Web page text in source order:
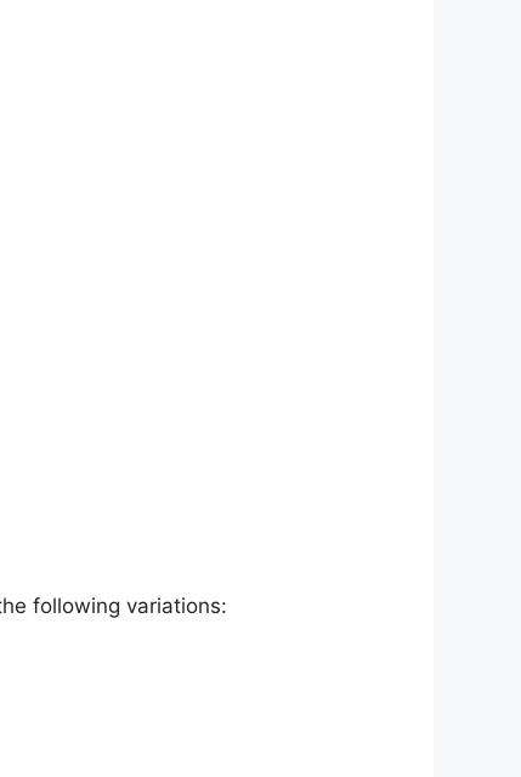
following variations: